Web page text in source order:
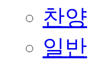
찬양
일반